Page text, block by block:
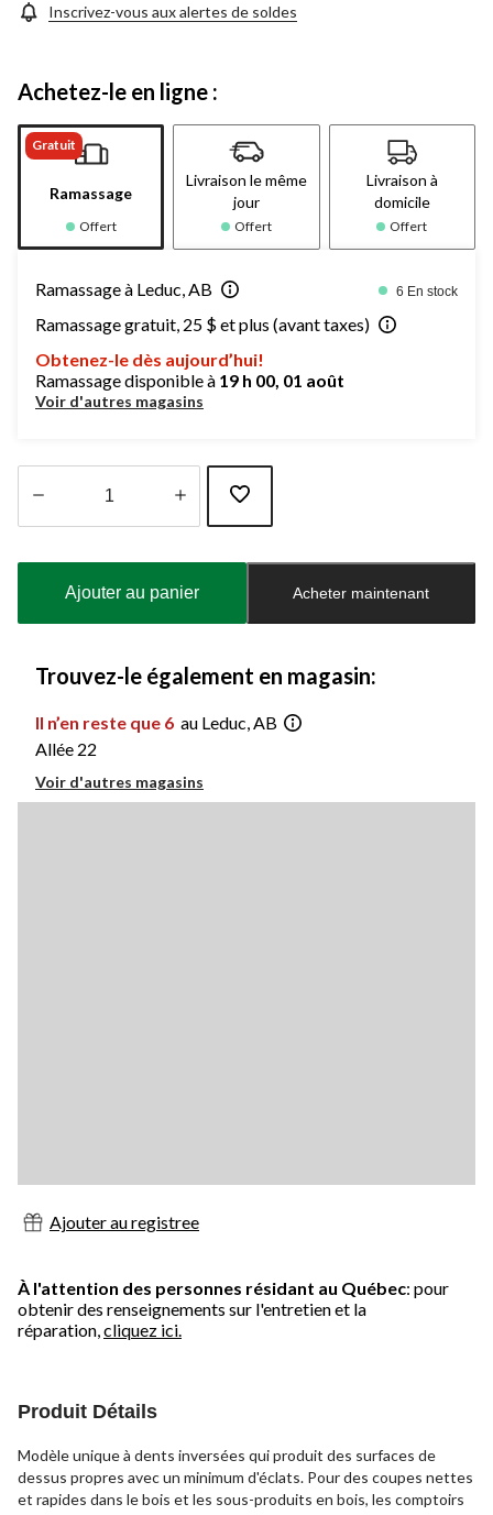
Inscrivez-vous aux alertes de soldes
Achetez-le en ligne :
Gratuit
Ramassage
Offert
Livraison le même
jour
Offert
Livraison à
domicile
Offert
Ramassage à Leduc, AB 6 En stock
Ramassage gratuit, 25 $ et plus (avant taxes)
Obtenez-le dès aujourd’hui!
Ramassage disponible à 19 h 00, 01 août
Voir d'autres magasins
à
Ajouter au panier Acheter maintenant
Trouvez-le également en magasin:
Il n’en reste que 6 au Leduc, AB
Allée 22
Voir d'autres magasins
Ajouter au registree
À l'attention des personnes résidant au Québec: pour
obtenir des renseignements sur l'entretien et la
réparation,cliquez ici.
Produit Détails
Modèle unique à dents inversées qui produit des surfaces de
dessus propres avec un minimum d'éclats. Pour des coupes nettes
et rapides dans le bois et les sous-produits en bois, les comptoirs